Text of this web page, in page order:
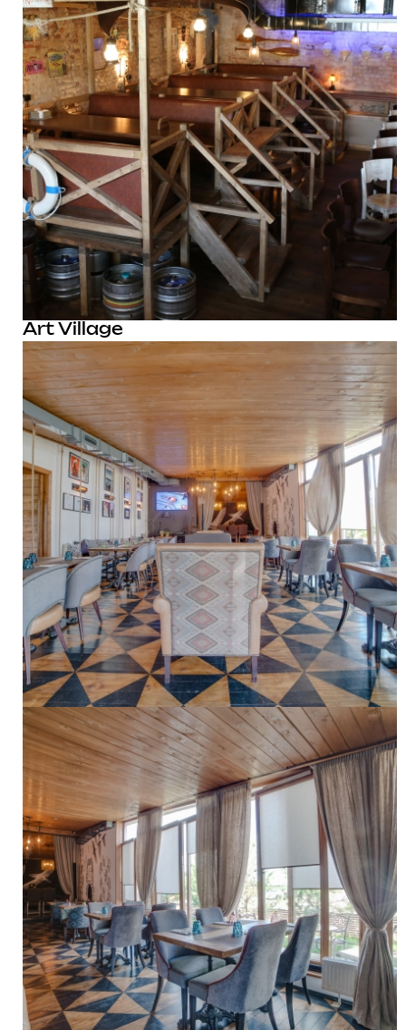
Art Village